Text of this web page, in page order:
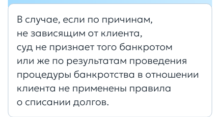
В случае, если по причинам,
не зависящим от клиента,
суд не признает того банкротом
или же по результатам проведения
процедуры банкротства в отношении
клиента не применены правила
о списании долгов.